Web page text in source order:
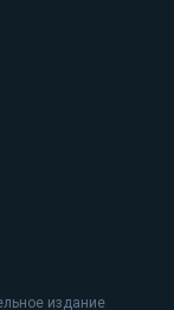
издание